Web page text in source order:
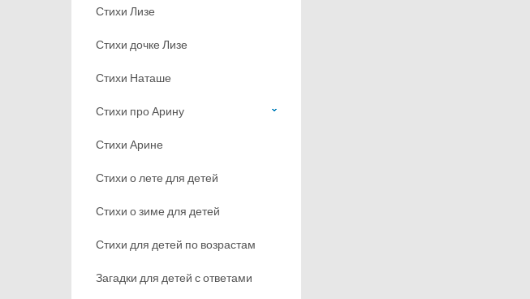
Стихи Лизе
Стихи дочке Лизе
Стихи Наташе
Стихи про Арину
Стихи Арине
Стихи о лете для детей
Стихи о зиме для детей
Стихи для детей по возрастам
Загадки для детей с ответами